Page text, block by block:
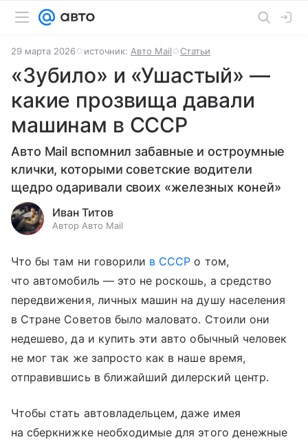
29 марта 2026 источник: Авто Mail Статьи
«Зубило» и «Ушастый» —
какие прозвища давали
машинам в СССР
Авто Mail вспомнил забавные и остроумные
клички, которыми советские водители
щедро одаривали своих «железных коней»
Иван Титов
Автор Авто Mail
Что бы там ни говорили в СССР о том,
что автомобиль — это не роскошь, а средство
передвижения, личных машин на душу населения
в Стране Советов было маловато. Стоили они
недешево, да и купить эти авто обычный человек
не мог так же запросто как в наше время,
отправившись в ближайший дилерский центр.
Чтобы стать автовладельцем, даже имея
на сберкнижке необходимые для этого денежные